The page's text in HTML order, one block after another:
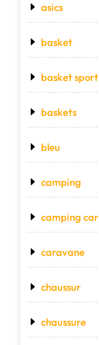
asics
basket
basket sport
baskets
bleu
camping
camping car
caravane
chaussur
chaussure